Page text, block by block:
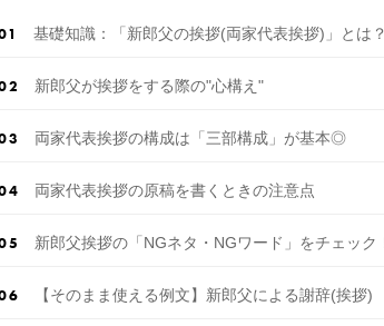
基礎知識：「新郎父の挨拶(両家代表挨拶)」とは？
新郎父が挨拶をする際の"心構え"
両家代表挨拶の構成は「三部構成」が基本◎
両家代表挨拶の原稿を書くときの注意点
新郎父挨拶の「NGネタ・NGワード」をチェック
【そのまま使える例文】新郎父による謝辞(挨拶)